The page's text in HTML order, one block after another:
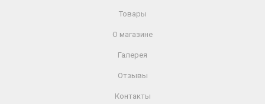
Товары
О магазине
Галерея
Отзывы
Контакты